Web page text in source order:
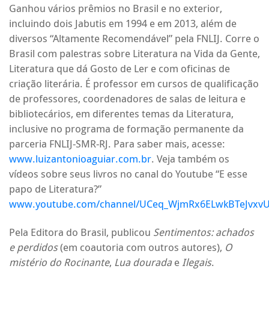
Ganhou vários prêmios no Brasil e no exterior,
incluindo dois Jabutis em 1994 e em 2013, além de
diversos “Altamente Recomendável” pela FNLIJ. Corre o
Brasil com palestras sobre Literatura na Vida da Gente,
Literatura que dá Gosto de Ler e com oficinas de
criação literária. É professor em cursos de qualificação
de professores, coordenadores de salas de leitura e
bibliotecários, em diferentes temas da Literatura,
inclusive no programa de formação permanente da
parceria FNLIJ-SMR-RJ. Para saber mais, acesse:
www.luizantonioaguiar.com.br. Veja também os
vídeos sobre seus livros no canal do Youtube “E esse
papo de Literatura?”
www.youtube.com/channel/
Pela Editora do Brasil, publicou Sentimentos: achados
e perdidos(em coautoria com outros autores), O
mistério do Rocinante, Lua douradaeIlegais.